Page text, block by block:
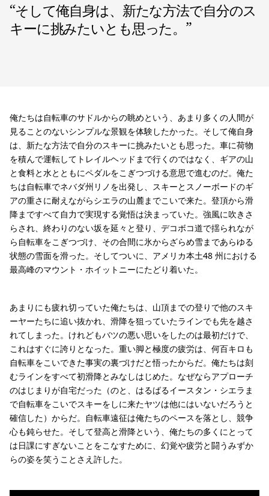
“そして俺自身は、新たな方法で自分のス
キーに挑みたいとも思った。 ”
俺たちは自転車のサドルからの眺めという、あまり多くの人間が
見ることのないシンプルな景観を体験したかった。そして俺自身
は、新たな方法で自分のスキーに挑みたいとも思った。車に荷物
を積んで運転してトレイルヘッドまで行くのではなく、ギアの山
と食料と水とともにペダルをこぎつづける意思で進むのだ。俺た
ちは自転車でネバダ州リノを出発し、スキーとスノーボードのギ
アの重さに耐えながらシエラの山麓までこいで来た。登頂から滑
降まですべて自力で実現する覚悟は決まっていた。強風に吹きさ
らされ、終わりのない坂を延々と登り、デコボコ道で揺られなが
ら自転車をこぎつづけ、その合間に氷からざらめ雪まであらゆる
状態の雪面を滑った。そしてついに、アメリカ本土48 州における
最高峰のマウント・ホイットニーにたどり着いた。
あまりにも疲れ切っていた俺たちは、山頂までの登りで他のスキ
ーヤーたちに追い抜かれ、滑降を狙っていたラインでも先を越さ
れてしまった。けれどもバツの悪い思いをしたのは最初だけで、
これはすぐに誇りとなった。重い脚と極度の疲労は、何百キロも
自転車をこいできた事実の裏づけだと悟ったからだ。俺たちは刻
むラインをすべて初滑降とみなしはじめた。なぜならアプローチ
のはじまりが自宅だった（のと、はるばるイースタン・シエラま
で自転車をこいでスキーをしに来たヤツは他にはいないだろうと
確信した）からだ。自転車遠征は俺たちのペースを落とし、競争
心も鈍らせた。そして登高と滑降という、俺たちの多くにとって
は日課にすぎないことをこなすために、幻覚や疲労と闘うみずか
らの姿を笑うことさえ許した。